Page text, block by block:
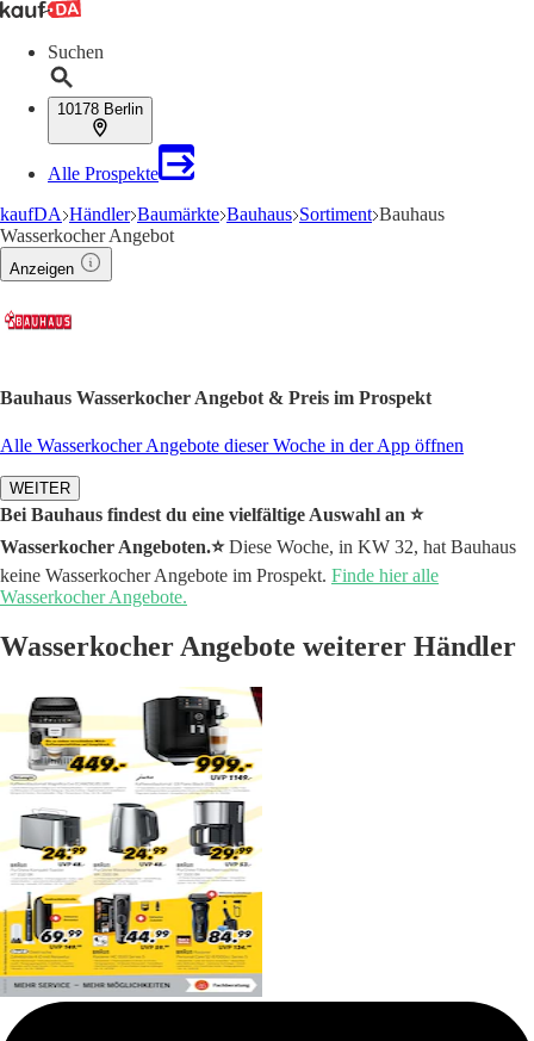
Suchen
10178 Berlin
Alle Prospekte
kaufDA Händler Baumärkte Bauhaus Sortiment Bauhaus
Wasserkocher Angebot
Anzeigen
Bauhaus Wasserkocher Angebot & Preis im Prospekt
Alle Wasserkocher Angebote dieser Woche in der App öffnen
WEITER
Bei Bauhaus findest du eine vielfältige Auswahl an ⭐️
Wasserkocher Angeboten.⭐️Diese Woche, in KW 32, hat Bauhaus
keine Wasserkocher Angebote im Prospekt. Finde hier alle
Wasserkocher Angebote.
Wasserkocher Angebote weiterer Händler